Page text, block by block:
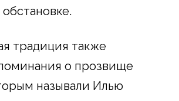
традиция также
о прозвище
называли Илью